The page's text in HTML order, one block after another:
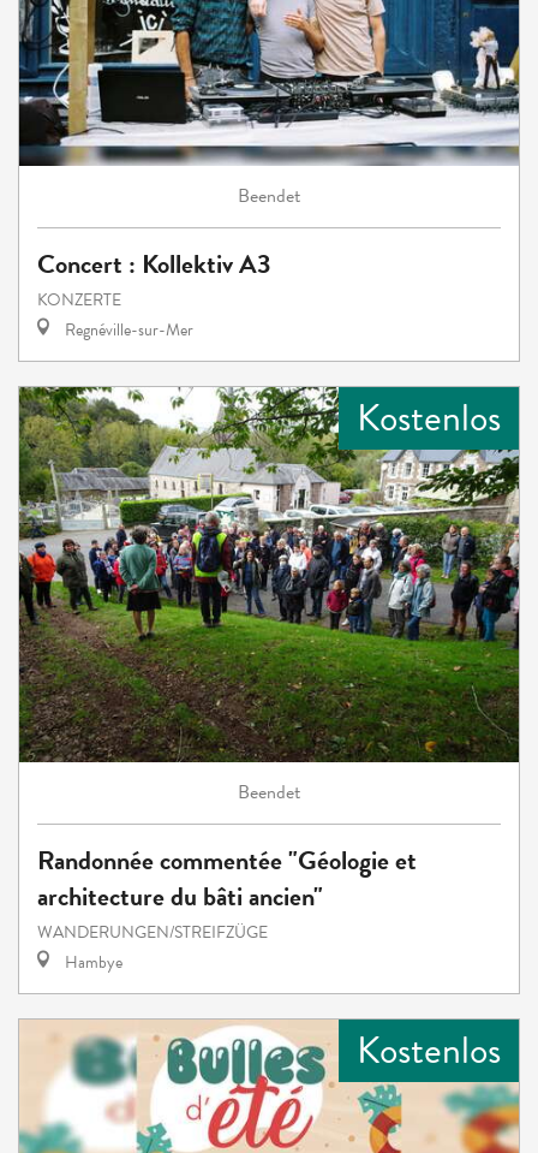
Beendet
Concert : Kollektiv A3
KONZERTE
Regnéville-sur-Mer
Kostenlos
Beendet
Randonnée commentée "Géologie et
architecture du bâti ancien"
WANDERUNGEN/STREIFZÜGE
Hambye
Kostenlos